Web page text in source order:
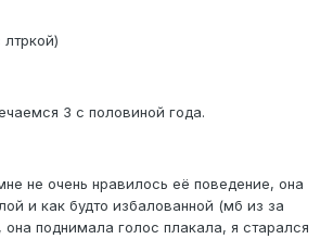
3 с половиной года.
не очень нравилось её поведение, она
и как будто избалованной (мб из за
поднимала голос плакала, я старался